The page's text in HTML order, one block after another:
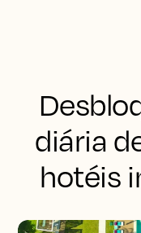
diária
hotéis